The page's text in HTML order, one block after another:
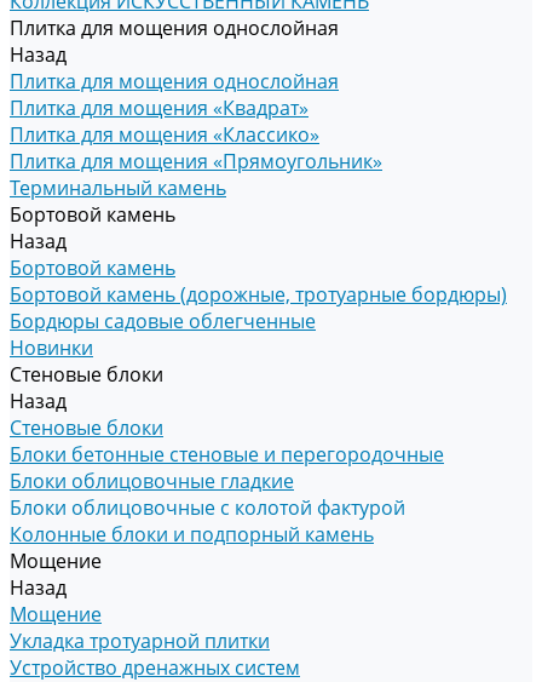
Плитка для мощения однослойная
Назад
Плитка для мощения однослойная
Плитка для мощения «Квадрат»
Плитка для мощения «Классико»
Плитка для мощения «Прямоугольник»
Терминальный камень
Бортовой камень
Назад
Бортовой камень
Бортовой камень (дорожные, тротуарные бордюры)
Бордюры садовые облегченные
Новинки
Стеновые блоки
Назад
Стеновые блоки
Блоки бетонные стеновые и перегородочные
Блоки облицовочные гладкие
Блоки облицовочные с колотой фактурой
Колонные блоки и подпорный камень
Мощение
Назад
Мощение
Укладка тротуарной плитки
Устройство дренажных систем